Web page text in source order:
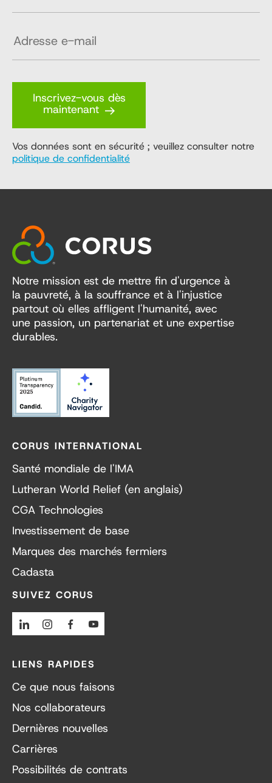
Inscrivez-vous dès
maintenant
Vos données sont en sécurité ; veuillez consulter notre
politique de confidentialité
Notre mission est de mettre fin d'urgence à
la pauvreté, à la souffrance et à l'injustice
partout où elles affligent l'humanité, avec
une passion, un partenariat et une expertise
durables.
CORUS INTERNATIONAL
Santé mondiale de l'IMA
Lutheran World Relief (en anglais)
CGA Technologies
Investissement de base
Marques des marchés fermiers
Cadasta
SUIVEZ CORUS
LinkedinInstagramFacebook
LIENS RAPIDES
Ce que nous faisons
Nos collaborateurs
Dernières nouvelles
Carrières
Possibilités de contrats